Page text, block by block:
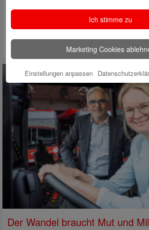
Eintracht Freiburg vom 03.09. bis zum
dürfen alle Kinder mit Geburtsdatum vom
Der Wandel braucht Mut und
Ich stimme zu
Marketing Cookies
Einstellungen anpassen